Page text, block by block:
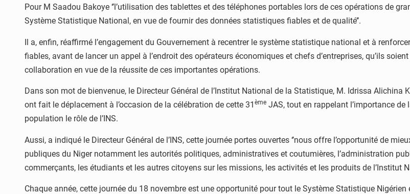
Pour M Saadou Bakoye ‘’l’utilisation des tablettes et des téléphones portables lors de ces opérations de
Système Statistique National, en vue de fournir des données statistiques fiables et de qualité’’.
Il a, enfin, réaffirmé l’engagement du Gouvernement à recentrer le système statistique national et à
fiables, avant de lancer un appel à l’endroit des opérateurs économiques et chefs d’entreprises, qu’ils
collaboration en vue de la réussite de ces importantes opérations.
Dans son mot de bienvenue, le Directeur Général de l’Institut National de la Statistique, M. Idrissa Alichina
ont fait le déplacement à l’occasion de la célébration de cette 31 ème JAS, tout en rappelant l’importance
population le rôle de l’INS.
Aussi, a indiqué le Directeur Général de l’INS, cette journée portes ouvertes ‘’nous offre l’opportunité de
publiques du Niger notamment les autorités politiques, administratives et coutumières, l’administration
commerçants, les étudiants et les autres citoyens sur les missions, les activités et les produits de l’Institut
Chaque année, cette journée du 18 novembre est une opportunité pour tout le Système Statistique Nigérien